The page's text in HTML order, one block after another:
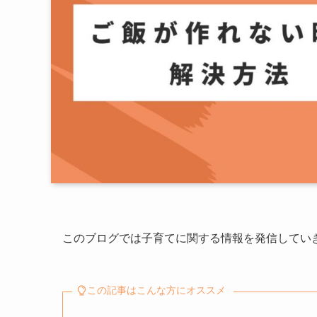
このブログでは子育てに関する情報を発信してい
この記事はこんな方にオススメ